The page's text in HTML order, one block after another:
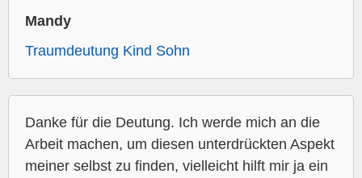
Mandy
Traumdeutung Kind Sohn
Danke für die Deutung. Ich werde mich an die
Arbeit machen, um diesen unterdrückten Aspekt
meiner selbst zu finden, vielleicht hilft mir ja ein